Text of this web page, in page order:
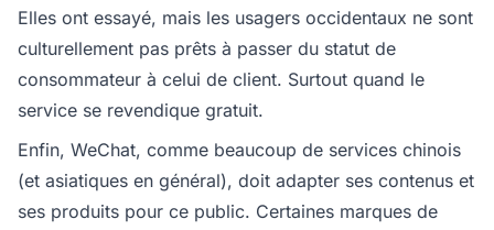
Elles ont essayé, mais les usagers occidentaux ne sont
culturellement pas prêts à passer du statut de
consommateur à celui de client. Surtout quand le
service se revendique gratuit.
Enfin, WeChat, comme beaucoup de services chinois
(et asiatiques en général), doit adapter ses contenus et
ses produits pour ce public. Certaines marques de